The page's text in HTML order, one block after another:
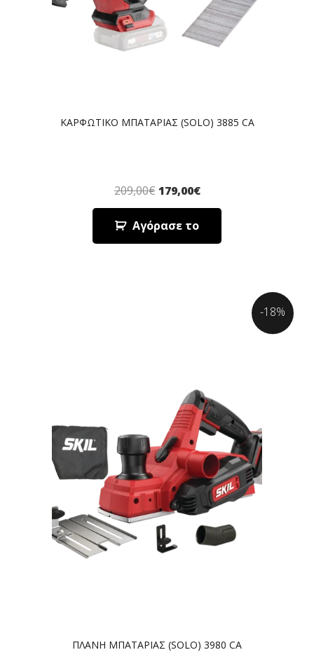
ΚΑΡΦΩΤΙΚΟ ΜΠΑΤΑΡΙΑΣ (SOLO) 3885 CA
209,00€ 179,00€
Αγόρασε το
ΠΛΑΝΗ ΜΠΑΤΑΡΙΑΣ (SOLO) 3980 CA
-18%